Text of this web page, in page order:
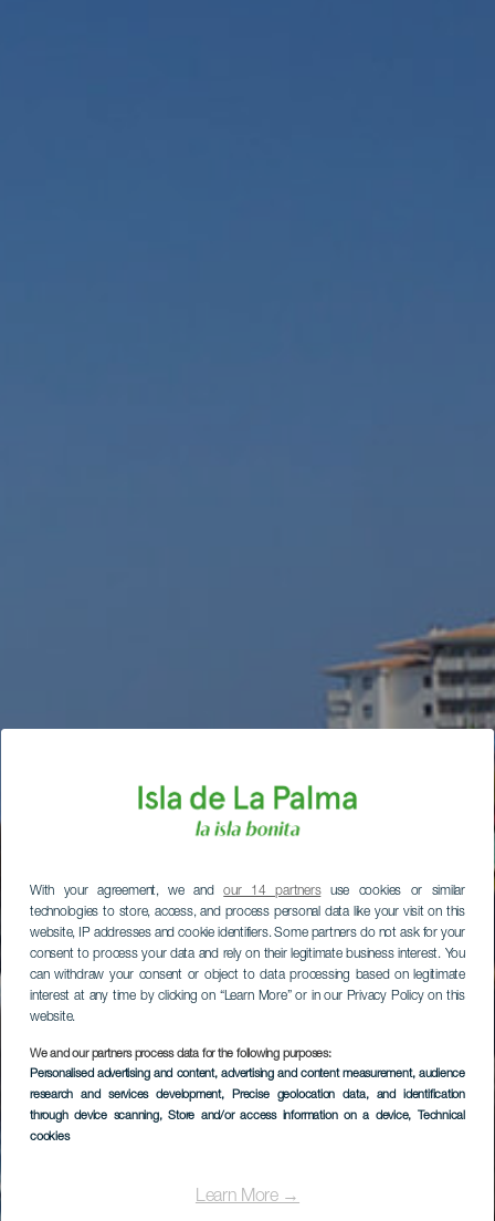
With your agreement, we andour 14 partnersuse cookies or similar
technologies to store, access, and process personal data like your visit on this
website, IP addresses and cookie identifiers. Some partners do not ask for your
consent to process your data and rely on their legitimate business interest. You
can withdraw your consent or object to data processing based on legitimate
interest at any time by clicking on “Learn More” or in our Privacy Policy on this
website.
We and our partners process data for the following purposes:
Personalised advertising and content, advertising and content measurement, audience
research and services development, Precise geolocation data, and identification
through device scanning, Store and/or access information on a device, Technical
cookies
Learn More →